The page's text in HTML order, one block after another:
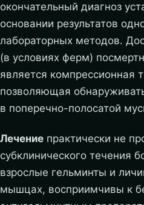
окончательный диагноз
основании результатов
лабораторных методов.
(в условиях ферм)
является компрессионная
позволяющая
в поперечно-полосатой
Лечение практически не
субклинического течения
взрослые гельминты и
мышцах, восприимчивы к